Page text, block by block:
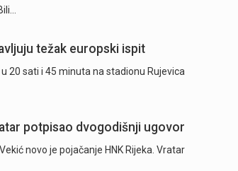
težak europski ispit
20 sati i 45 minuta na stadionu Rujevica
potpisao dvogodišnji ugovor
novo je pojačanje HNK Rijeka. Vratar